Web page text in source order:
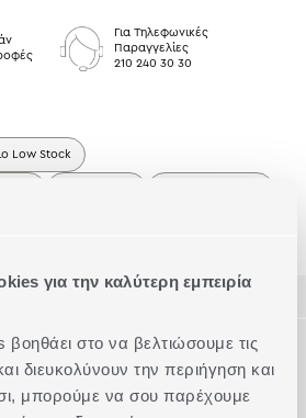
για την καλύτερη εμπειρία
στο να βελτιώσουμε τις
διευκολύνουν την περιήγηση και
μπορούμε να σου παρέχουμε
Για Τηλεφωνικές
Παραγγελίες
210 240 30 30
Low Stock
με λάστιχο από 100% βαμβάκι 144
πανωσέντονο 240x270cm και ένα
Υπέρδιπλα με λάστιχο